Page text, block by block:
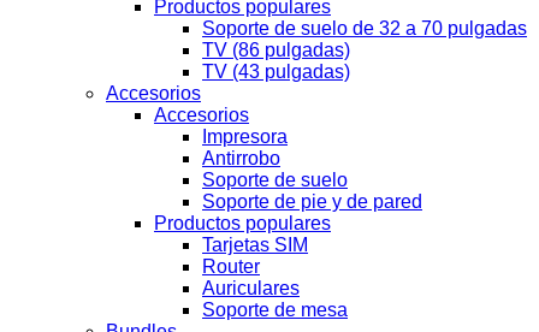
Productos populares
Soporte de suelo de 32 a 70 pulgadas
TV (86 pulgadas)
TV (43 pulgadas)
Accesorios
Accesorios
Impresora
Antirrobo
Soporte de suelo
Soporte de pie y de pared
Productos populares
Tarjetas SIM
Router
Auriculares
Soporte de mesa